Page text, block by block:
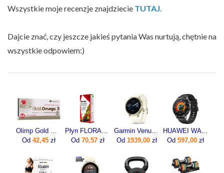
Wszystkie moje recenzje znajdziecie TUTAJ.
Dajcie znać, czy jeszcze jakieś pytania Was nurtują, chętnie na
wszystkie odpowiem:)
Olimp Gold Omega 3 60kaps.
Od 42,45zł
Płyn FLORADIX żelazo i witaminy 500ml
Od 70,57zł
Garmin Venu 4 41mm Lunar gold z paskiem silikonowym w kolorze Bone
Od 1939,00zł
HUAWEI WATCH GT 5 46mm Active
Od 597,00 zł